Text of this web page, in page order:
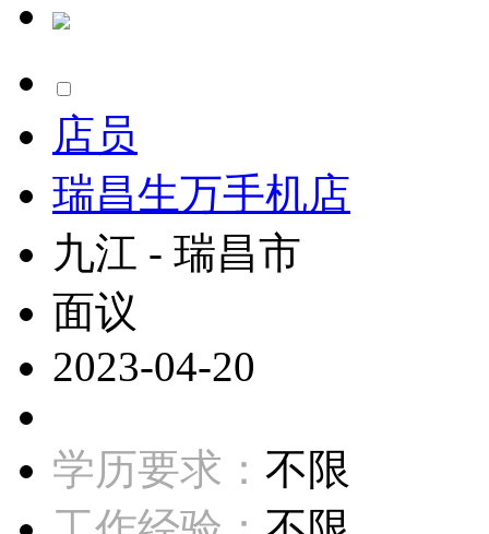
店员
瑞昌生万手机店
九江 - 瑞昌市
面议
2023-04-20
学历要求： 不限